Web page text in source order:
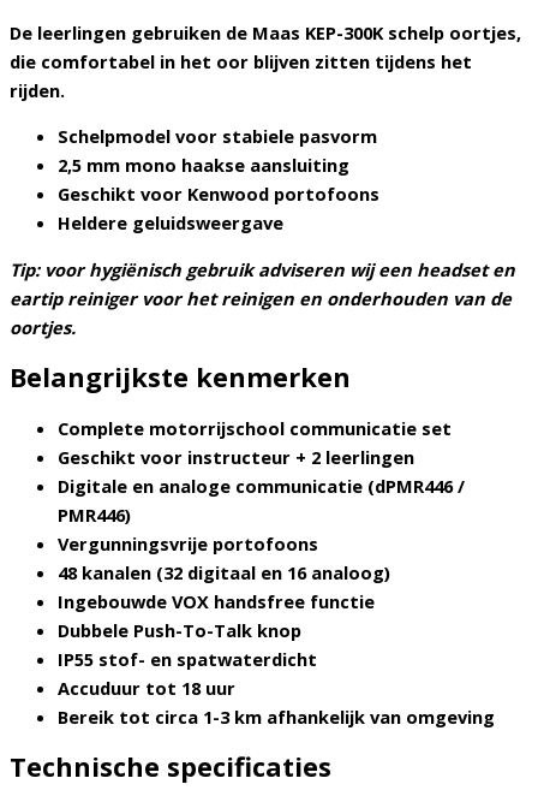
De leerlingen gebruiken de Maas KEP-300K schelp oortjes,
die comfortabel in het oor blijven zitten tijdens het
rijden.
Schelpmodel voor stabiele pasvorm
2,5 mm mono haakse aansluiting
Geschikt voor Kenwood portofoons
Heldere geluidsweergave
Tip: voor hygiënisch gebruik adviseren wij een headset en
eartip reiniger voor het reinigen en onderhouden van de
oortjes.
Belangrijkste kenmerken
Complete motorrijschool communicatie set
Geschikt voor instructeur + 2 leerlingen
Digitale en analoge communicatie (dPMR446 /
PMR446)
Vergunningsvrije portofoons
48 kanalen (32 digitaal en 16 analoog)
Ingebouwde VOX handsfree functie
Dubbele Push-To-Talk knop
IP55 stof- en spatwaterdicht
Accuduur tot 18 uur
Bereik tot circa 1-3 km afhankelijk van omgeving
Technische specificaties